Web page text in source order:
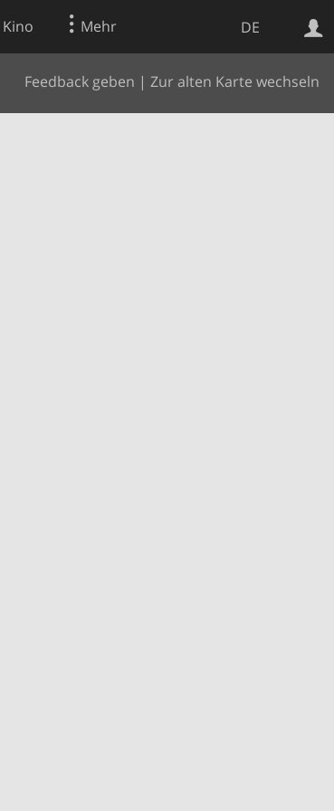
DE
Kino Mehr
Feedback geben | Zur alten Karte wechseln
Websuche